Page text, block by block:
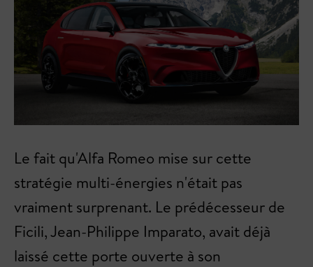
Le fait qu'Alfa Romeo mise sur cette
stratégie multi-énergies n'était pas
vraiment surprenant. Le prédécesseur de
Ficili, Jean-Philippe Imparato, avait déjà
laissé cette porte ouverte à son